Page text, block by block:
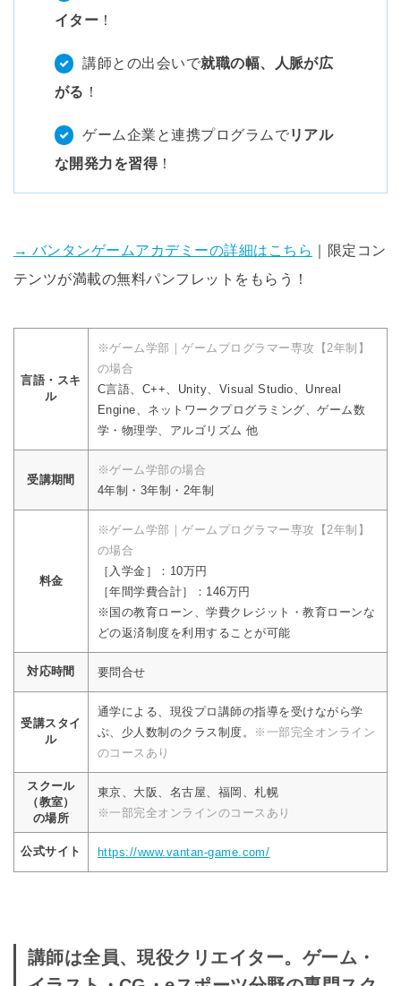
イター ！
講師との出会いで就職の幅、⼈脈が広
がる ！
ゲーム企業と連携プログラムでリアル
な開発力を習得！
→ バンタンゲームアカデミーの詳細はこちら
｜限定コン
テンツが満載の無料パンフレットをもらう！
言語・スキ
ル
※ゲーム学部｜ゲームプログラマー専攻【2年制】
の場合
C言語、C++、Unity、Visual Studio、Unreal
Engine、ネットワークプログラミング、ゲーム数
学・物理学、アルゴリズム 他
受講期間
※ゲーム学部の場合
4年制・3年制・2年制
料金
※ゲーム学部｜ゲームプログラマー専攻【2年制】
の場合
［入学金］：10万円
［年間学費合計］：146万円
※国の教育ローン、学費クレジット・教育ローンな
どの返済制度を利用することが可能
対応時間 要問合せ
受講スタイ
ル
通学による、現役プロ講師の指導を受けながら学
ぶ、少人数制のクラス制度。
※一部完全オンライン
のコースあり
スクール
（教室）
の場所
東京、大阪、名古屋、福岡、札幌
※一部完全オンラインのコースあり
公式サイト https://www.vantan-game.com/
講師は全員、現役クリエイター。ゲーム・